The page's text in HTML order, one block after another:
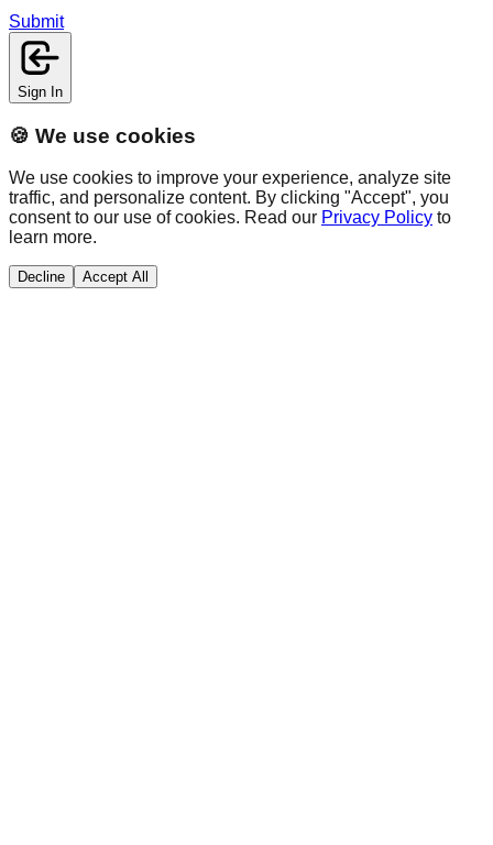
Submit
Sign In
🍪 We use cookies
We use cookies to improve your experience, analyze site
traffic, and personalize content. By clicking "Accept", you
consent to our use of cookies. Read our Privacy Policy to
learn more.
Decline Accept All